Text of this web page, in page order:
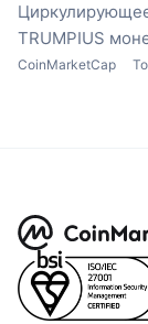
TRUMPIUS
CoinMarketCap